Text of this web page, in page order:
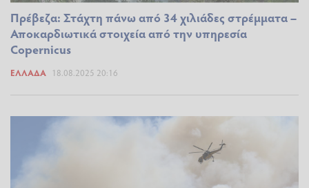
Πρέβεζα: Στάχτη πάνω από 34 χιλιάδες στρέμματα –
Αποκαρδιωτικά στοιχεία από την υπηρεσία
Copernicus
ΕΛΛΆΔΑ 18.08.2025 20:16